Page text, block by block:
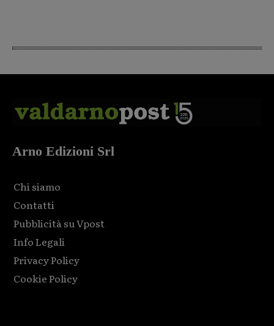
Arno Edizioni Srl
Chi siamo
Contatti
Pubblicità su Vpost
Info Legali
Privacy Policy
Cookie Policy